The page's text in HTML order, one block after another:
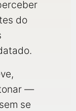
do
—
se